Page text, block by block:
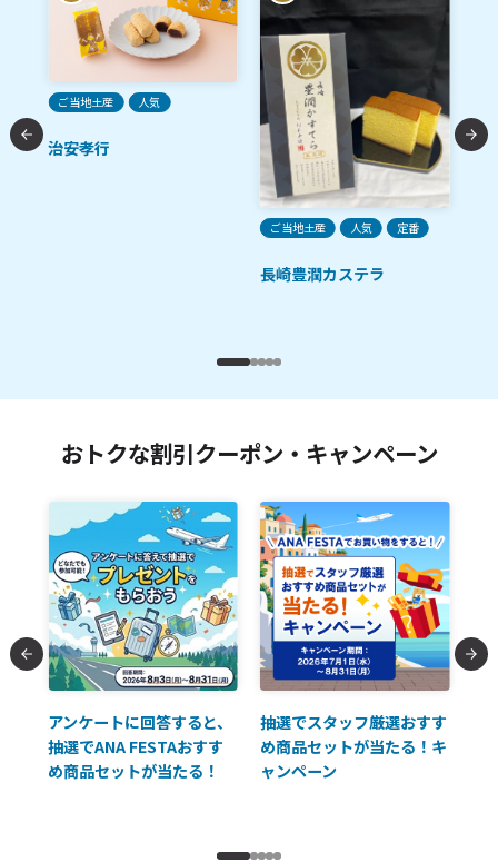
ご当地土産 人気
治安孝行
ご当地土産 人気 定番
長崎豊潤カステラ
おトクな割引クーポン・キャンペーン
アンケートに回答すると、
抽選でANA FESTAおすす
め商品セットが当たる！
抽選でスタッフ厳選おすす
め商品セットが当たる！キ
ャンペーン